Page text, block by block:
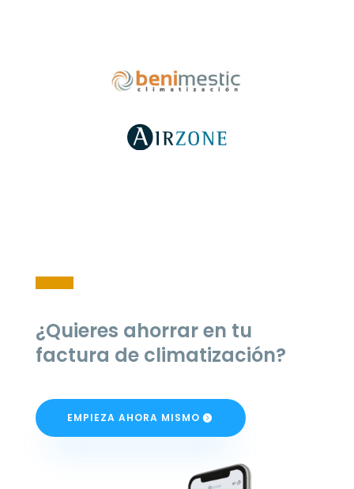
¿Quieres ahorrar en tu
factura de climatización?
EMPIEZA AHORA MISMO